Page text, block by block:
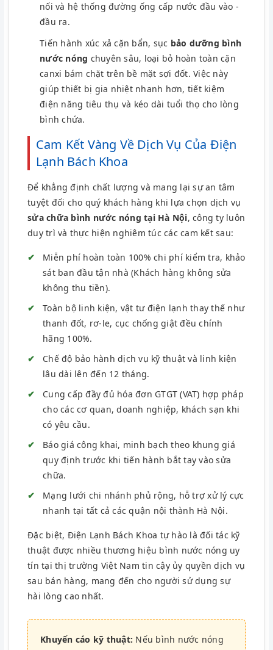
nối và hệ thống đường ống cấp nước đầu vào -
đầu ra.
Tiến hành xúc xả cặn bẩn, sục bảo dưỡng bình
nước nóng chuyên sâu, loại bỏ hoàn toàn cặn
canxi bám chặt trên bề mặt sợi đốt. Việc này
giúp thiết bị gia nhiệt nhanh hơn, tiết kiệm
điện năng tiêu thụ và kéo dài tuổi thọ cho lòng
bình chứa.
Cam Kết Vàng Về Dịch Vụ Của Điện
Lạnh Bách Khoa
Để khẳng định chất lượng và mang lại sự an tâm
tuyệt đối cho quý khách hàng khi lựa chọn dịch vụ
sửa chữa bình nước nóng tại Hà Nội, công ty luôn
duy trì và thực hiện nghiêm túc các cam kết sau:
Miễn phí hoàn toàn 100% chi phí kiểm tra, khảo
sát ban đầu tận nhà (Khách hàng không sửa
không thu tiền).
Toàn bộ linh kiện, vật tư điện lạnh thay thế như
thanh đốt, rơ-le, cục chống giật đều chính
hãng 100%.
Chế độ bảo hành dịch vụ kỹ thuật và linh kiện
lâu dài lên đến 12 tháng.
Cung cấp đầy đủ hóa đơn GTGT (VAT) hợp pháp
cho các cơ quan, doanh nghiệp, khách sạn khi
có yêu cầu.
Báo giá công khai, minh bạch theo khung giá
quy định trước khi tiến hành bắt tay vào sửa
chữa.
Mạng lưới chi nhánh phủ rộng, hỗ trợ xử lý cực
nhanh tại tất cả các quận nội thành Hà Nội.
Đặc biệt, Điện Lạnh Bách Khoa tự hào là đối tác kỹ
thuật được nhiều thương hiệu bình nước nóng uy
tín tại thị trường Việt Nam tin cậy ủy quyền dịch vụ
sau bán hàng, mang đến cho người sử dụng sự
hài lòng cao nhất.
Khuyến cáo kỹ thuật: Nếu bình nước nóng